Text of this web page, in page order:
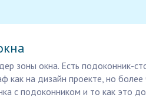
зоны окна. Есть подоконник-
как на дизайн проекте, но более
с подоконником и то как это